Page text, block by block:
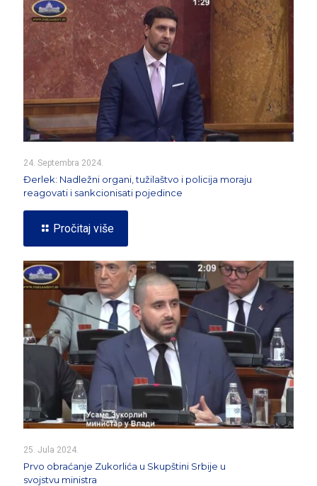
24. Septembra 2024.
Đerlek: Nadležni organi, tužilaštvo i policija moraju
reagovati i sankcionisati pojedince
Pročitaj više
25. Jula 2024.
Prvo obraćanje Zukorlića u Skupštini Srbije u
svojstvu ministra